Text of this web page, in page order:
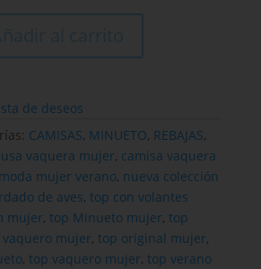
de deseos
CAMISAS, MINUETO, REBAJAS,
vaquera mujer, camisa vaquera
moda mujer verano, nueva colección
de aves, top con volantes
mujer, top Minueto mujer, top
mujer, top original mujer,
, top vaquero mujer, top verano